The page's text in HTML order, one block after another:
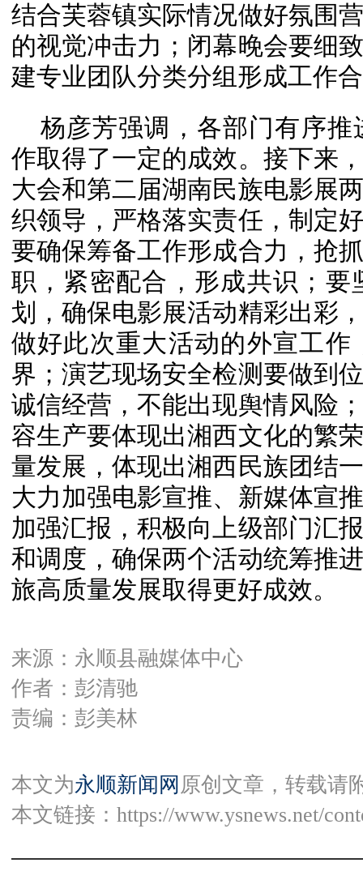
结合芙蓉镇实际情况做好氛围
的视觉冲击力；闭幕晚会要细
建专业团队分类分组形成工作
杨彦芳强调，各部门有序
作取得了一定的成效。接下来
大会和第二届湖南民族电影展
织领导，严格落实责任，制定
要确保筹备工作形成合力，抢
职，紧密配合，形成共识；
划，确保电影展活动精彩出彩
做好此次重大活动的外宣工
界；演艺现场安全检测要做到
诚信经营，不能出现舆情风险
容生产要体现出湘西文化的繁
量发展，体现出湘西民族团结
大力加强电影宣推、新媒体宣
加强汇报，积极向上级部门汇
和调度，确保两个活动统筹推
旅高质量发展取得更好成效。
来源：永顺县融媒体中心
作者：彭清驰
责编：彭美林
本文为永顺新闻网 原创文章，转载请
本文链接： https://www.ysnews.net/